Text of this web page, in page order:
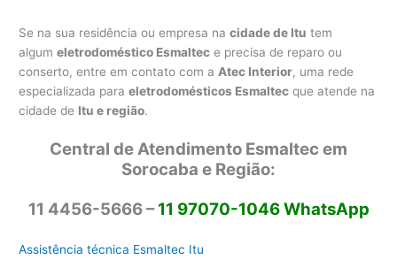
Se na sua residência ou empresa nacidade de Itu tem
algumeletrodoméstico Esmaltec e precisa de reparo ou
conserto, entre em contato com a Atec Interior, uma rede
especializada paraeletrodomésticos Esmaltec que atende na
cidade de Itu e região.
Central de Atendimento Esmaltec em
Sorocaba e Região:
11 4456-5666 –11 97070-1046 WhatsApp
Assistência técnica Esmaltec Itu